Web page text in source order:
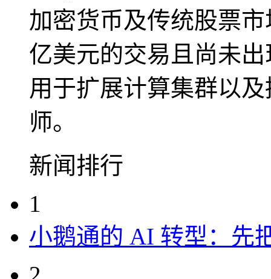
加密货币及传统股票
亿美元的交易且尚未
用于扩展计算集群以
师。
新闻排行
1
小鹅通的 AI 转型：先